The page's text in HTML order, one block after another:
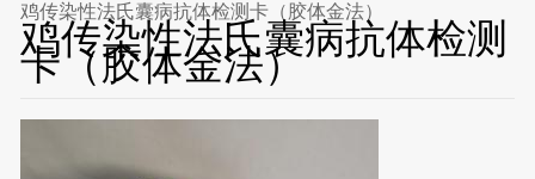
鸡传染性法氏囊病抗体检测卡（胶体金法）
鸡传染性法氏囊病抗体检测
卡（胶体金法）